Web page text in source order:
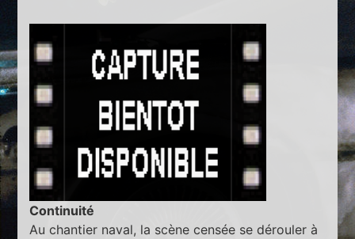
Continuité
Au chantier naval, la scène censée se dérouler à